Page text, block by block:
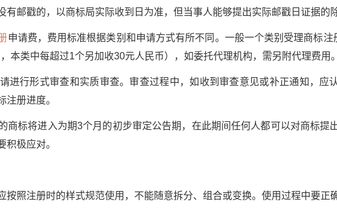
有邮戳的，以商标局实际收到日为准，但当事人能够提出实际邮戳日证据的
申请费，费用标准根据类别和申请方式有所不同。一般一个类别受理商标注
本类中每超过1个另加收30元人民币），如委托代理机构，需另附代理费用。
行形式审查和实质审查。审查过程中，如收到审查意见或补正通知，应
注册进度。
标将进入为期3个月的初步审定公告期，在此期间任何人都可以对商标提
积极应对。
照注册时的样式规范使用，不能随意拆分、组合或变换。使用过程中要正